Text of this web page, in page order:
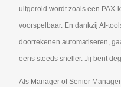
uitgerold wordt zoals een PAX-
voorspelbaar. En dankzij AI-
doorrekenen automatiseren,
eens steeds sneller. Jij bent
Als Manager of Senior